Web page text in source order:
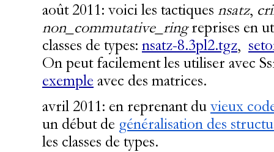
août 2011: voici les tactiques nsatz,
non_commutative_ringreprises en
classes de types: nsatz-8.3pl2.tgz,
On peut facilement les utiliser avec
exemple avec des matrices.
avril 2011: en reprenant du vieux
un début de généralisation des
les classes de types.